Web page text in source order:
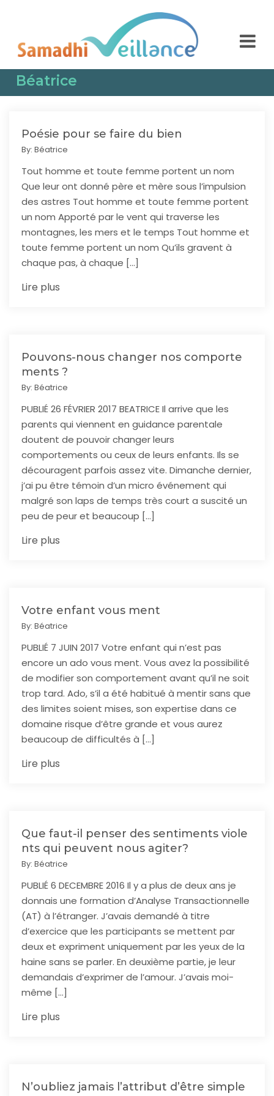
Béatrice
Poésie pour se faire du bien
By: Béatrice
Tout homme et toute femme portent un nom
Que leur ont donné père et mère sous l’impulsion
des astres Tout homme et toute femme portent
un nom Apporté par le vent qui traverse les
montagnes, les mers et le temps Tout homme et
toute femme portent un nom Qu’ils gravent à
chaque pas, à chaque […]
Lire plus
Pouvons-nous changer nos comporte
ments ?
By: Béatrice
PUBLIÉ 26 FÉVRIER 2017 BEATRICE Il arrive que les
parents qui viennent en guidance parentale
doutent de pouvoir changer leurs
comportements ou ceux de leurs enfants. Ils se
découragent parfois assez vite. Dimanche dernier,
j’ai pu être témoin d’un micro événement qui
malgré son laps de temps très court a suscité un
peu de peur et beaucoup […]
Lire plus
Votre enfant vous ment
By: Béatrice
PUBLIÉ 7 JUIN 2017 Votre enfant qui n’est pas
encore un ado vous ment. Vous avez la possibilité
de modifier son comportement avant qu’il ne soit
trop tard. Ado, s’il a été habitué à mentir sans que
des limites soient mises, son expertise dans ce
domaine risque d’être grande et vous aurez
beaucoup de difficultés à […]
Lire plus
Que faut-il penser des sentiments viole
nts qui peuvent nous agiter?
By: Béatrice
PUBLIÉ 6 DECEMBRE 2016 Il y a plus de deux ans je
donnais une formation d’Analyse Transactionnelle
(AT) à l’étranger. J’avais demandé à titre
d’exercice que les participants se mettent par
deux et expriment uniquement par les yeux de la
haine sans se parler. En deuxième partie, je leur
demandais d’exprimer de l’amour. J’avais moi-
même […]
Lire plus
N’oubliez jamais l’attribut d’être simple